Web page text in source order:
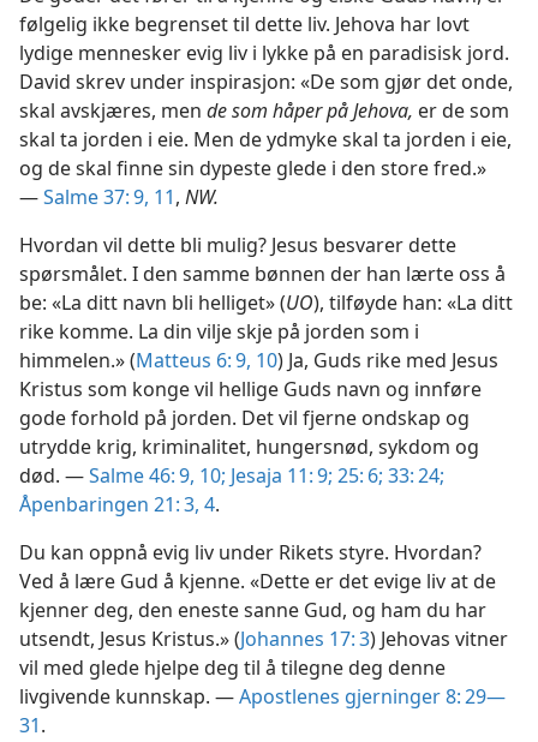
følgelig ikke begrenset til dette liv. Jehova har lovt
lydige mennesker evig liv i lykke på en paradisisk jord.
David skrev under inspirasjon: «De som gjør det onde,
skal avskjæres, men de som håper på Jehova, er de som
skal ta jorden i eie. Men de ydmyke skal ta jorden i eie,
og de skal finne sin dypeste glede i den store fred.»
—Salme 37: 9, 11, NW.
Hvordan vil dette bli mulig? Jesus besvarer dette
spørsmålet. I den samme bønnen der han lærte oss å
be: «La ditt navn bli helliget» (UO), tilføyde han: «La ditt
rike komme. La din vilje skje på jorden som i
himmelen.» (Matteus 6: 9, 10) Ja, Guds rike med Jesus
Kristus som konge vil hellige Guds navn og innføre
gode forhold på jorden. Det vil fjerne ondskap og
utrydde krig, kriminalitet, hungersnød, sykdom og
død. —Salme 46: 9, 10; Jesaja 11: 9; 25: 6; 33: 24;
Åpenbaringen 21: 3, 4.
Du kan oppnå evig liv under Rikets styre. Hvordan?
Ved å lære Gud å kjenne. «Dette er det evige liv at de
kjenner deg, den eneste sanne Gud, og ham du har
utsendt, Jesus Kristus.» (Johannes 17: 3) Jehovas vitner
vil med glede hjelpe deg til å tilegne deg denne
livgivende kunnskap. —Apostlenes gjerninger 8: 29—
31.